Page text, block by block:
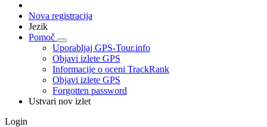
Nova registracija
Jezik
Pomoč
Uporabljaj GPS-Tour.info
Objavi izlete GPS
Informacije o oceni TrackRank
Objavi izlete GPS
Forgotten password
Ustvari nov izlet
Login